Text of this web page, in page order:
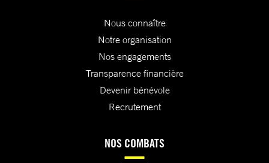
d’en tirer toutes les
pression sur le
gouvernement vénézuélien
pour que ces violations
cessent.
Président, l’expression de ma haute
Nous connaître
Notre organisation
Nos engagements
Transparence financière
Devenir bénévole
Recrutement
NOS COMBATS